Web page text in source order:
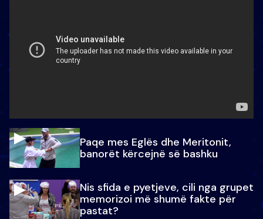
Paqe mes Eglës dhe Meritonit,
banorët kërcejnë së bashku
Nis sfida e pyetjeve, cili nga grupet
memorizoi më shumë fakte për
pastat?